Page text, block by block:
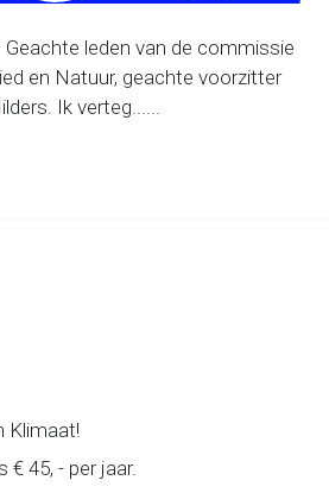
leden van de commissie
en Natuur, geachte voorzitter
Ik verteg......
Klimaat!
45, - per jaar.